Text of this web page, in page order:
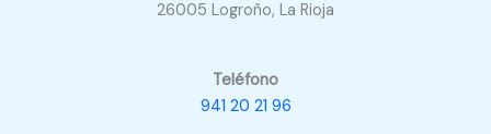
26005 Logroño, La Rioja
Teléfono
941 20 21 96